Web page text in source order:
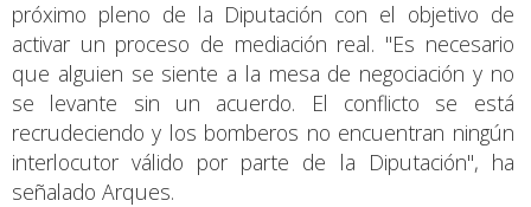
próximo pleno de la Diputación con el objetivo de
activar un proceso de mediación real. "Es necesario
que alguien se siente a la mesa de negociación y no
se levante sin un acuerdo. El conflicto se está
recrudeciendo y los bomberos no encuentran ningún
interlocutor válido por parte de la Diputación", ha
señalado Arques.